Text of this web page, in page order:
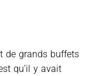
de grands buffets
qu’il y avait